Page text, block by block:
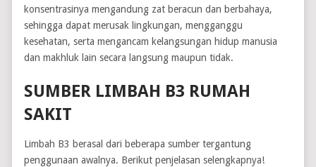
konsentrasinya mengandung zat beracun dan berbahaya,
sehingga dapat merusak lingkungan, mengganggu
kesehatan, serta mengancam kelangsungan hidup manusia
dan makhluk lain secara langsung maupun tidak.
SUMBER LIMBAH B3 RUMAH
SAKIT
Limbah B3 berasal dari beberapa sumber tergantung
penggunaan awalnya. Berikut penjelasan selengkapnya!